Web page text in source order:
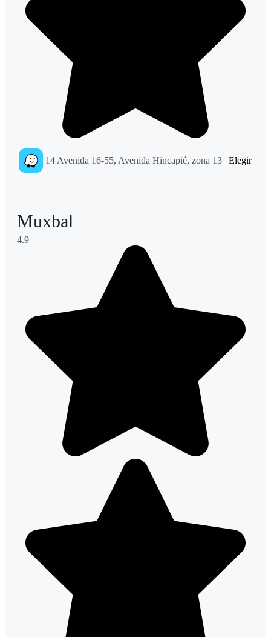
14 Avenida 16-55, Avenida Hincapié, zona 13 Elegir
Muxbal
4.9